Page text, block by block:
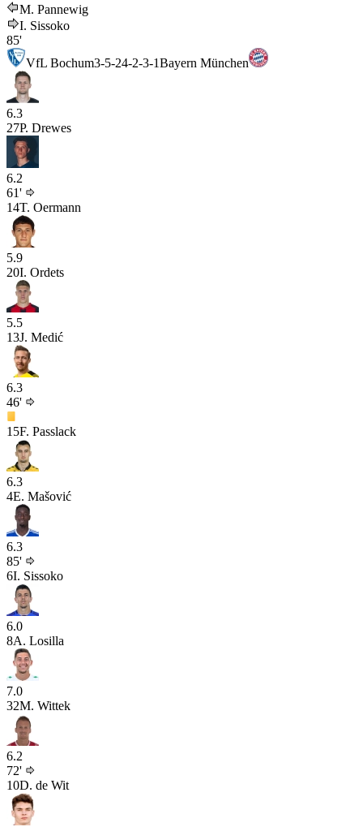
M. Pannewig
I. Sissoko
85'
VfL Bochum3-5-24-2-3-1Bayern München
6.3
27P. Drewes
6.2
61'
14T. Oermann
5.9
20I. Ordets
5.5
13J. Medić
6.3
46'
15F. Passlack
6.3
4E. Mašović
6.3
85'
6I. Sissoko
6.0
8A. Losilla
7.0
32M. Wittek
6.2
72'
10D. de Wit